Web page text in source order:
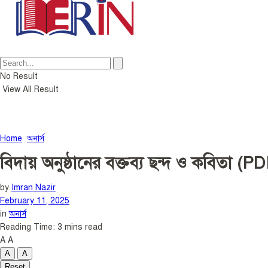
No Result
View All Result
Home অনার্স
বিদায় অনুষ্ঠানের বক্তব্য ছন্দ ও কবিতা
by Imran Nazir
February 11, 2025
in অনার্স
Reading Time: 3 mins read
A A
A
A
Reset